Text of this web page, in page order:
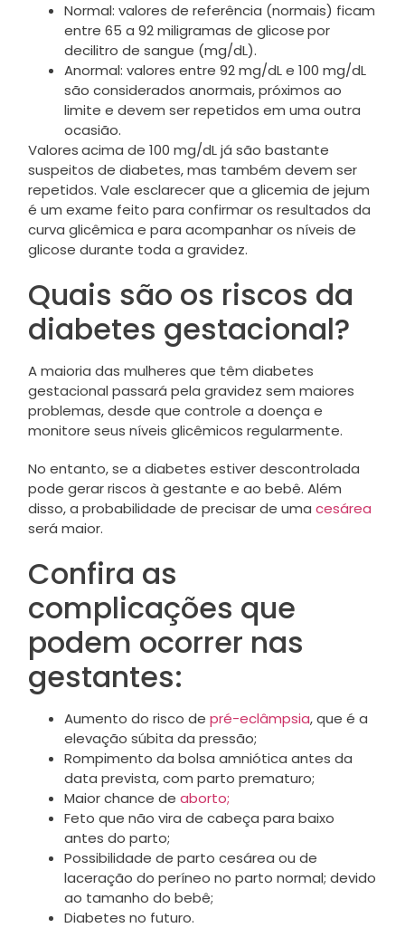
Normal: valores de referência (normais) ficam
entre 65 a 92 miligramas de glicosepor
decilitro de sangue (mg/dL).
Anormal: valores entre 92 mg/dL e 100 mg/dL
são considerados anormais, próximos ao
limite e devem ser repetidos em uma outra
ocasião.
Valoresacima de 100 mg/dL já são bastante
suspeitos de diabetes, mas também devem ser
repetidos. Vale esclarecer que a glicemia de jejum
é um exame feito para confirmar os resultados da
curva glicêmica e para acompanhar os níveis de
glicose durante toda a gravidez.
Quais são os riscos da
diabetes gestacional?
A maioria das mulheres que têm diabetes
gestacional passará pela gravidez sem maiores
problemas, desde que controle a doença e
monitore seus níveis glicêmicos regularmente.
No entanto, se a diabetes estiver descontrolada
pode gerar riscos à gestante e ao bebê. Além
disso, a probabilidade de precisar de uma cesárea
será maior.
Confira as
complicações que
podem ocorrer nas
gestantes:
Aumento do risco de pré-eclâmpsia, que é a
elevação súbita da pressão;
Rompimento da bolsa amniótica antes da
data prevista, com parto prematuro;
Maior chance de aborto;
Feto que não vira de cabeça para baixo
antes do parto;
Possibilidade de parto cesárea ou de
laceração do períneo no parto normal; devido
ao tamanho do bebê;
Diabetes no futuro.